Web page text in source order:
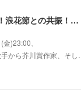
町田康 木馬亭初見参！浪花節との共振！～マチダ地蔵尊 他
)23:00、
から芥川賞作家、そし…